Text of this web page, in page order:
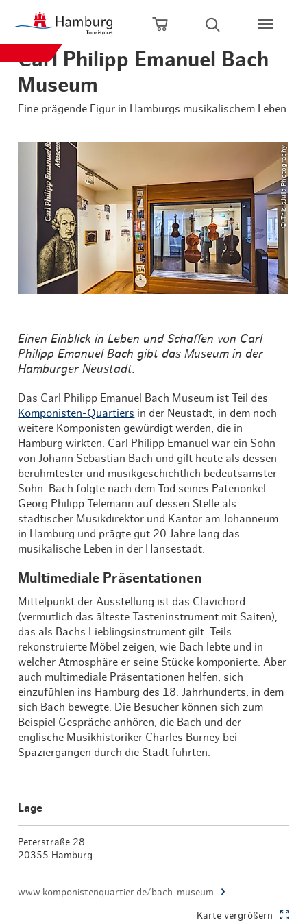
Zum Hauptinhalt springen
Zur Hauptnavigation springen
Zur Volltextsuche springen
Zum Footer springen
Warenkorb öffnen
Suche öffnen
Carl Philipp Emanuel Bach
Museum
Eine prägende Figur in Hamburgs musikalischem Leben
© ThisIsJulia Photography
Einen Einblick in Leben und Schaffen von Carl
Philipp Emanuel Bach gibt das Museum in der
Hamburger Neustadt.
Das Carl Philipp Emanuel Bach Museum ist Teil des
Komponisten-Quartiers in der Neustadt, in dem noch
weitere Komponisten gewürdigt werden, die in
Hamburg wirkten. Carl Philipp Emanuel war ein Sohn
von Johann Sebastian Bach und gilt heute als dessen
berühmtester und musikgeschichtlich bedeutsamster
Sohn. Bach folgte nach dem Tod seines Patenonkel
Georg Philipp Telemann auf dessen Stelle als
städtischer Musikdirektor und Kantor am Johanneum
in Hamburg und prägte gut 20 Jahre lang das
musikalische Leben in der Hansestadt.
Multimediale Präsentationen
Mittelpunkt der Ausstellung ist das Clavichord
(vermutlich das älteste Tasteninstrument mit Saiten),
das als Bachs Lieblingsinstrument gilt. Teils
rekonstruierte Möbel zeigen, wie Bach lebte und in
welcher Atmosphäre er seine Stücke komponierte. Aber
auch multimediale Präsentationen helfen, sich
einzufühlen ins Hamburg des 18. Jahrhunderts, in dem
sich Bach bewegte. Die Besucher können sich zum
Beispiel Gespräche anhören, die Bach und der
englische Musikhistoriker Charles Burney bei
Spaziergängen durch die Stadt führten.
Lage
Peterstraße 28
20355 Hamburg
www.komponistenquartier.de/bach-museum
Karte vergrößern